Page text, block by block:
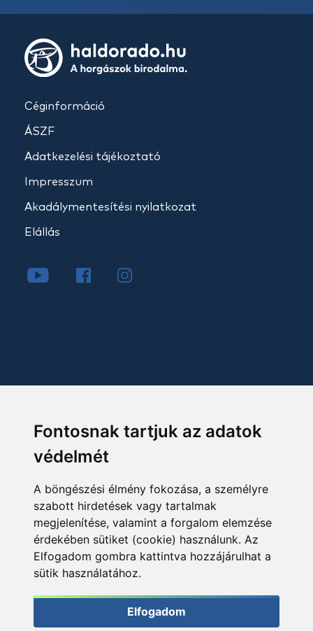
Fontosnak tartjuk az adatok
védelmét
A böngészési élmény fokozása, a személyre
szabott hirdetések vagy tartalmak
megjelenítése, valamint a forgalom elemzése
érdekében sütiket (cookie) használunk. Az
Elfogadom gombra kattintva hozzájárulhat a
sütik használatához.
Elfogadom
Céginformáció
ÁSZF
Adatkezelési tájékoztató
Impresszum
Akadálymentesítési nyilatkozat
Elállás